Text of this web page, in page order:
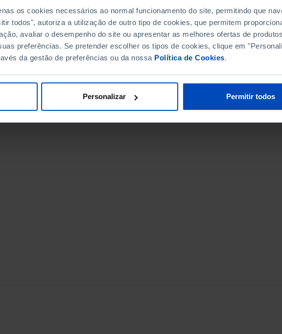
os cookies necessários ao normal funcionamento do site, permitindo que
todos", autoriza a utilização de outro tipo de cookies, que permitem
avaliar o desempenho do site ou apresentar as melhores ofertas de
preferências. Se pretender escolher os tipos de cookies, clique em
da gestão de preferências ou da nossa Política de Cookies.
Personalizar Permitir todos
do IPMA
José Maria Pimentel
Economista